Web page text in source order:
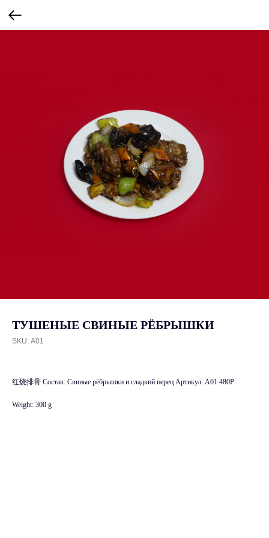
ТУШЕНЫЕ СВИНЫЕ РЁБРЫШКИ
SKU: А01
红烧排骨 Состав: Свиные рёбрышки и сладкий перец Артикул: A01 480P
Weight: 300 g